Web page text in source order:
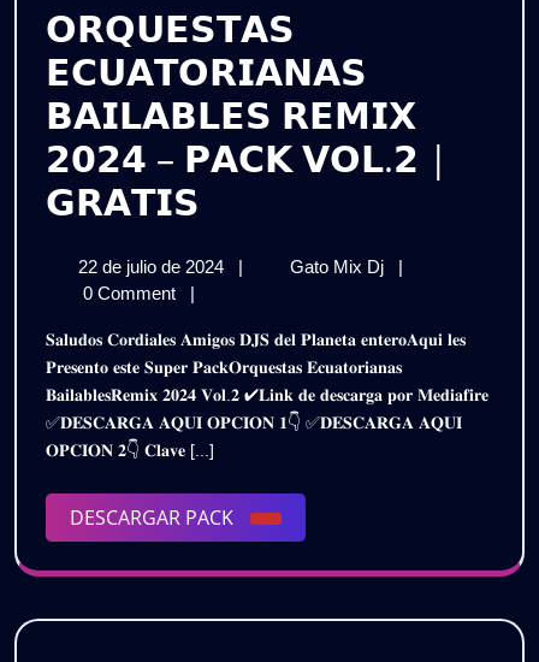
𝗢𝗥𝗤𝗨𝗘𝗦𝗧𝗔𝗦
𝗘𝗖𝗨𝗔𝗧𝗢𝗥𝗜𝗔𝗡𝗔𝗦
𝗕𝗔𝗜𝗟𝗔𝗕𝗟𝗘𝗦 𝗥𝗘𝗠𝗜𝗫
𝟮𝟬𝟮𝟰 – 𝗣𝗔𝗖𝗞 𝗩𝗢𝗟.𝟮 |
𝗚𝗥𝗔𝗧𝗜𝗦
𝗕𝗔𝗜𝗟𝗔𝗕𝗟𝗘𝗦
𝗥𝗘𝗠𝗜𝗫
𝟮𝟬𝟮𝟰
–
𝗣𝗔𝗖𝗞
𝗩𝗢𝗟.𝟮
|
𝗚𝗥𝗔𝗧𝗜𝗦
22 de julio de 2024
22
de
2024
| Gato Mix Dj
𝗢𝗥𝗤𝗨𝗘𝗦𝗧𝗔𝗦
𝗥𝗘𝗠𝗜𝗫
𝟮𝟬𝟮𝟰
–
𝗣𝗔𝗖𝗞
|
0 Comment
|
𝐒𝐚𝐥𝐮𝐝𝐨𝐬 𝐂𝐨𝐫𝐝𝐢𝐚𝐥𝐞𝐬 𝐀𝐦𝐢𝐠𝐨𝐬 𝐃𝐉𝐒 𝐝𝐞𝐥 𝐏𝐥𝐚𝐧𝐞𝐭𝐚 𝐞𝐧𝐭𝐞𝐫𝐨𝐀𝐪𝐮𝐢 𝐥𝐞𝐬
𝐏𝐫𝐞𝐬𝐞𝐧𝐭𝐨 𝐞𝐬𝐭𝐞 𝐒𝐮𝐩𝐞𝐫 𝐏𝐚𝐜𝐤𝐎𝐫𝐪𝐮𝐞𝐬𝐭𝐚𝐬 𝐄𝐜𝐮𝐚𝐭𝐨𝐫𝐢𝐚𝐧𝐚𝐬
𝐁𝐚𝐢𝐥𝐚𝐛𝐥𝐞𝐬𝐑𝐞𝐦𝐢𝐱 𝟐𝟎𝟐𝟒 𝐕𝐨𝐥.𝟐 ✔𝐋𝐢𝐧𝐤 𝐝𝐞 𝐝𝐞𝐬𝐜𝐚𝐫𝐠𝐚 𝐩𝐨𝐫 𝐌𝐞𝐝𝐢𝐚𝐟𝐢𝐫𝐞
✅𝐃𝐄𝐒𝐂𝐀𝐑𝐆𝐀 𝐀𝐐𝐔𝐈 𝐎𝐏𝐂𝐈𝐎𝐍 𝟏👇 ✅𝐃𝐄𝐒𝐂𝐀𝐑𝐆𝐀 𝐀𝐐𝐔𝐈
𝐎𝐏𝐂𝐈𝐎𝐍 𝟐👇 𝐂𝐥𝐚𝐯𝐞 [...]
DESCARGAR PACK
DESCARGAR
PACK